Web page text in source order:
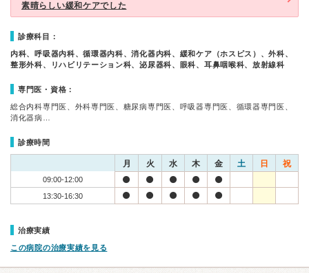
素晴らしい緩和ケアでした
診療科目：
内科、呼吸器内科、循環器内科、消化器内科、緩和ケア（ホスピス）、外科、
整形外科、リハビリテーション科、泌尿器科、眼科、耳鼻咽喉科、放射線科
専門医・資格：
総合内科専門医、外科専門医、糖尿病専門医、呼吸器専門医、循環器専門医、
消化器病…
診療時間
月 火 水 木 金 土 日 祝
09:00-12:00
13:30-16:30
治療実績
この病院の治療実績を見る